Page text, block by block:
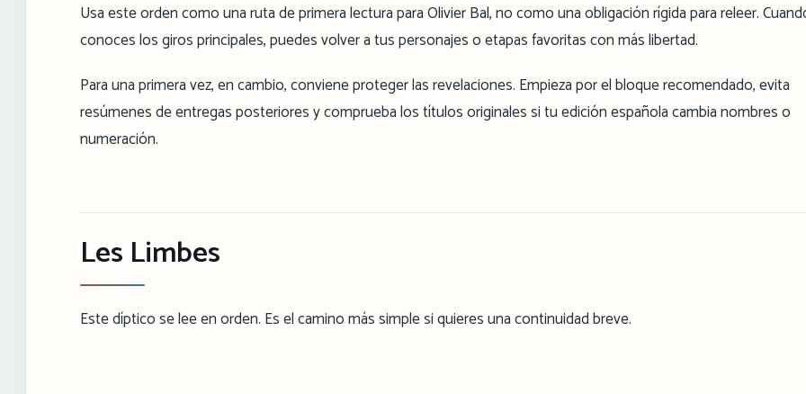
Usa este orden como una ruta de primera lectura para Olivier Bal, no como una obligación rígida para releer.
conoces los giros principales, puedes volver a tus personajes o etapas favoritas con más libertad.
Para una primera vez, en cambio, conviene proteger las revelaciones. Empieza por el bloque recomendado, evita
resúmenes de entregas posteriores y comprueba los títulos originales si tu edición española cambia nombres o
numeración.
Les Limbes
Este díptico se lee en orden. Es el camino más simple si quieres una continuidad breve.